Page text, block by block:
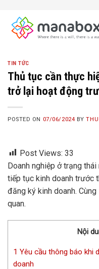
content
TIN TỨC
Thủ tục cần thực
trở lại hoạt động
POSTED ON 07/06/2024 BY
Post Views: 33
Doanh nghiệp ở trạng
tiếp tục kinh doanh trước
đăng ký kinh doanh.
quan.
Nội
1 Yêu cầu thông báo khi
doanh